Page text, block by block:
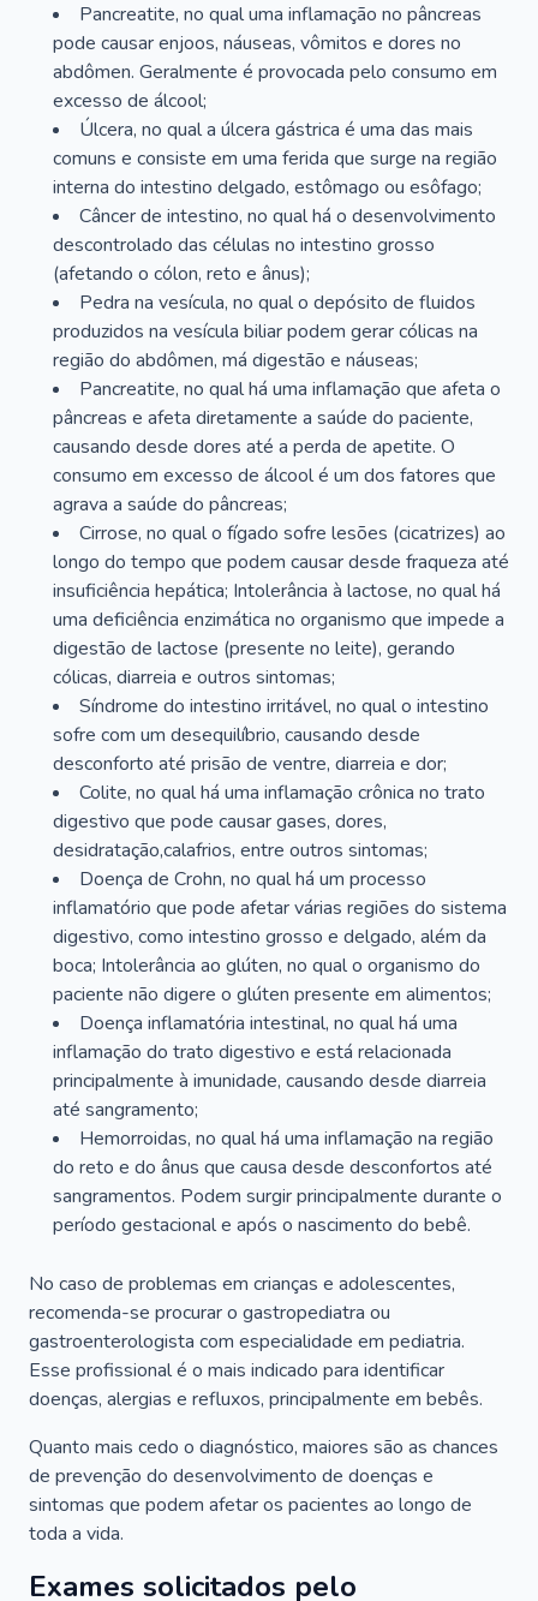
Pancreatite, no qual uma inflamação no pâncreas
pode causar enjoos, náuseas, vômitos e dores no
abdômen. Geralmente é provocada pelo consumo em
excesso de álcool;
Úlcera, no qual a úlcera gástrica é uma das mais
comuns e consiste em uma ferida que surge na região
interna do intestino delgado, estômago ou esôfago;
Câncer de intestino, no qual há o desenvolvimento
descontrolado das células no intestino grosso
(afetando o cólon, reto e ânus);
Pedra na vesícula, no qual o depósito de fluidos
produzidos na vesícula biliar podem gerar cólicas na
região do abdômen, má digestão e náuseas;
Pancreatite, no qual há uma inflamação que afeta o
pâncreas e afeta diretamente a saúde do paciente,
causando desde dores até a perda de apetite. O
consumo em excesso de álcool é um dos fatores que
agrava a saúde do pâncreas;
Cirrose, no qual o fígado sofre lesões (cicatrizes) ao
longo do tempo que podem causar desde fraqueza até
insuficiência hepática; Intolerância à lactose, no qual há
uma deficiência enzimática no organismo que impede a
digestão de lactose (presente no leite), gerando
cólicas, diarreia e outros sintomas;
Síndrome do intestino irritável, no qual o intestino
sofre com um desequilíbrio, causando desde
desconforto até prisão de ventre, diarreia e dor;
Colite, no qual há uma inflamação crônica no trato
digestivo que pode causar gases, dores,
desidratação,calafrios, entre outros sintomas;
Doença de Crohn, no qual há um processo
inflamatório que pode afetar várias regiões do sistema
digestivo, como intestino grosso e delgado, além da
boca; Intolerância ao glúten, no qual o organismo do
paciente não digere o glúten presente em alimentos;
Doença inflamatória intestinal, no qual há uma
inflamação do trato digestivo e está relacionada
principalmente à imunidade, causando desde diarreia
até sangramento;
Hemorroidas, no qual há uma inflamação na região
do reto e do ânus que causa desde desconfortos até
sangramentos. Podem surgir principalmente durante o
período gestacional e após o nascimento do bebê.
No caso de problemas em crianças e adolescentes,
recomenda-se procurar o gastropediatra ou
gastroenterologista com especialidade em pediatria.
Esse profissional é o mais indicado para identificar
doenças, alergias e refluxos, principalmente em bebês.
Quanto mais cedo o diagnóstico, maiores são as chances
de prevenção do desenvolvimento de doenças e
sintomas que podem afetar os pacientes ao longo de
toda a vida.
Exames solicitados pelo